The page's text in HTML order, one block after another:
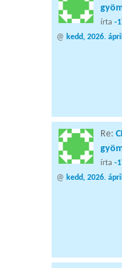
írta -
@ kedd, 2026.
Re:
írta -
@ kedd, 2026.